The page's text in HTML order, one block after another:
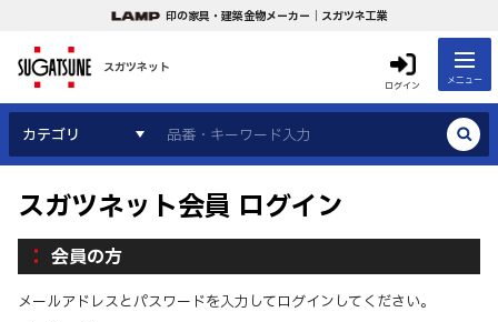
印の家具・建築金物メーカー｜スガツネ工業
スガツネット
ログイン メニュー
カテゴリ
スガツネット会員 ログイン
会員の方
メールアドレスとパスワードを入力してログインしてください。